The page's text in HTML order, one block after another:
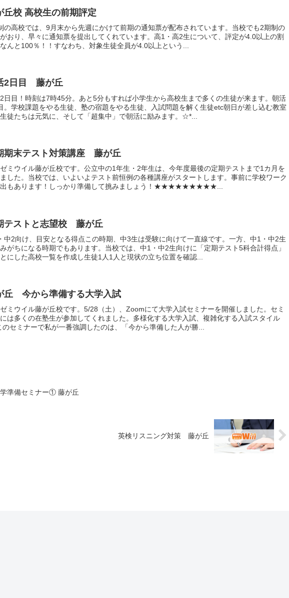
丘校 高校生の前期評定
の高校では、9月末から先週にかけて前期の通知票が配布されています。当校でも2期制の
おり、早々に通知票を提出してくれています。高1・高2生について、評定が4.0以上の割
んと100％！！すなわち、対象生徒全員が4.0以上という...
2日目 藤が丘
日目！時刻は7時45分。あと5分もすれば小学生から高校生まで多くの生徒が来ます。朝活
。学校課題をやる生徒、塾の宿題をやる生徒、入試問題を解く生徒etc朝日が差し込む教室
徒たちは元気に、そして「超集中」で朝活に励みます。☆*...
期末テスト対策講座 藤が丘
ミウイル藤が丘校です。公立中の1年生・2年生は、今年度最後の定期テストまで1カ月を
した。当校では、いよいよテスト前恒例の各種講座がスタートします。事前に学校ワーク
出もあります！しっかり準備して挑みましょう！★★★★★★★★★...
テストと志望校 藤が丘
中2向け、目安となる得点この時期、中3生は受験に向けて一直線です。一方、中1・中2生
がちになる時期でもあります。当校では、中1・中2生向けに「定期テスト5科合計得点」
にした高校一覧を作成し生徒1人1人と現状の立ち位置を確認...
丘 今から準備する大学入試
ミウイル藤が丘校です。5/28（土）、Zoomにて大学入試セミナーを開催しました。セミ
は多くの在塾生が参加してくれました。多様化する大学入試、複雑化する入試スタイル
のセミナーで私が一番強調したのは、「今から準備した人が勝...
準備セミナー① 藤が丘
英検リスニング対策 藤が丘